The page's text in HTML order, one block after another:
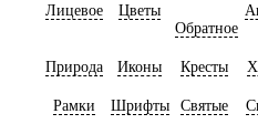
Лицевое
Цветы
Обратное
Природа Иконы Кресты
Рамки Шрифты Святые